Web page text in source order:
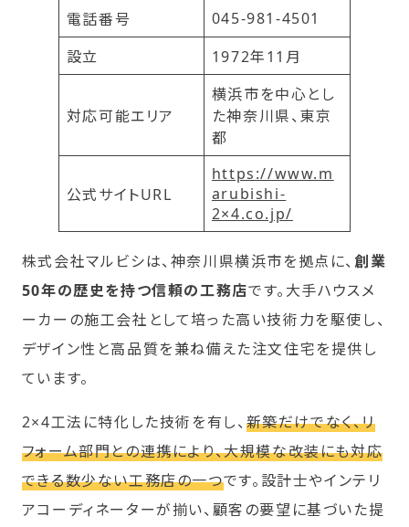
電話番号
045-981-4501
設立
1972年11月
対応可能エリア
横浜市を中心とし
た神奈川県、東京
都
公式サイトURL
https://www.m
arubishi-
2×4.co.jp/
株式会社マルビシは、神奈川県横浜市を拠点に、創業
50年の歴史を持つ信頼の工務店です。大手ハウスメ
ーカーの施工会社として培った高い技術力を駆使し、
デザイン性と高品質を兼ね備えた注文住宅を提供し
ています。
2×4工法に特化した技術を有し、新築だけでなく、リ
フォーム部門との連携により、大規模な改装にも対応
できる数少ない工務店の一つです。設計士やインテリ
アコーディネーターが揃い、顧客の要望に基づいた提